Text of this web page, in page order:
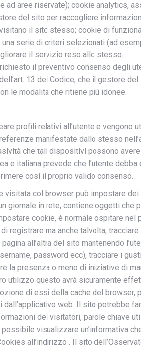
ad aree riservate); cookie analytics,
del sito per raccogliere
il sito stesso; cookie di
serie di criteri selezionati (ad
il servizio reso allo stesso.
il preventivo consenso degli
13 del Codice, che il gestore
le modalità che ritiene più idonee.
profili relativi all’utente e vengono
manifestate dallo stesso
che tali dispositivi possono
e italiana prevede che l’utente
così il proprio valido consenso.
visitata col browser può impostare
giornale in rete, contiene oggetti che
cookie, è normale ospitare nel
registrare ma anche talvolta,
all’altra del sito mantenendo
password ecc), tracciare i
la presenza o meno di iniziative di
utilizzo questo avrà sicuramente
di essi della cache del browser,
web. Il sito potrebbe
dei visitatori, parole chiave
visualizzare un’informativa
all’indirizzo . Il sito